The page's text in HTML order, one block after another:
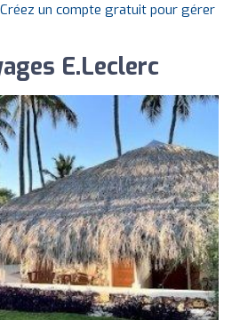
un compte gratuit pour gérer
E.Leclerc